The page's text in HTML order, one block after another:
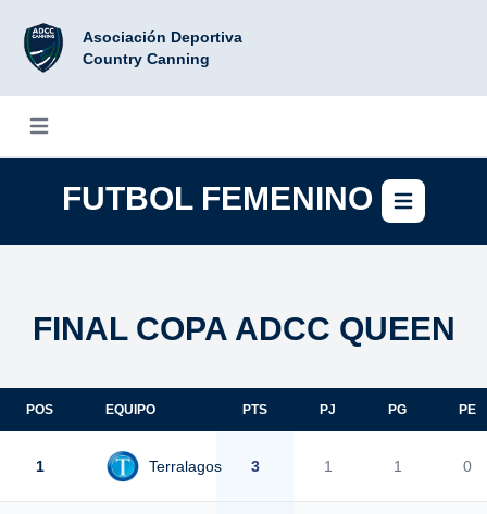
Asociación Deportiva
Country Canning
Abrir menú
FUTBOL FEMENINO Abrir
FINAL COPA ADCC QUEEN
POS EQUIPO PTS PJ PG PE
1 Terralagos 3 1 1 0